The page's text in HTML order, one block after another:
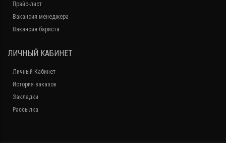
Прайс-лист
Вакансия менеджера
Вакансия бариста
ЛИЧНЫЙ КАБИНЕТ
Личный Кабинет
История заказов
Закладки
Рассылка